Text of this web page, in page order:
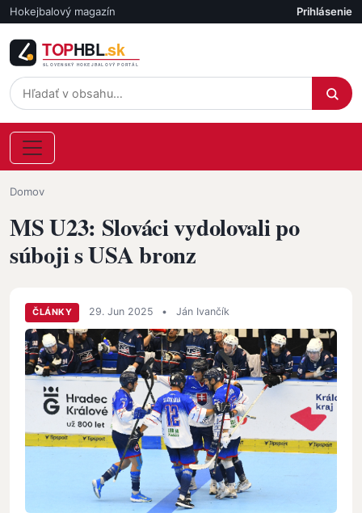
Skočiť na hlavný obsah
Hokejbalový magazín Účet
Prihlásenie
Omrvinka
Domov
MS U23: Slováci vydolovali po
súboji s USA bronz
ČLÁNKY 29. Jun 2025 • Ján Ivančík